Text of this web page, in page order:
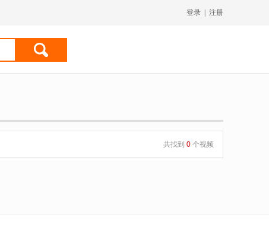
登录 注册
共找到 0 个视频